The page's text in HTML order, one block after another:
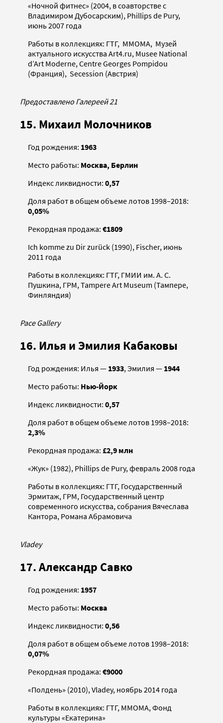
«Ночной фитнес» (2004, в соавторстве с
Владимиром Дубосарским), Phillips de Pury,
июнь 2007 года
Работы в коллекциях: ГТГ, ММОМА, Музей
актуального искусства Art4.ru, Musee National
d’Art Moderne, Centre Georges Pompidou
(Франция), Secession (Австрия)
Предоставлено Галереей 21
15. Михаил Молочников
Год рождения: 1963
Место работы: Москва, Берлин
Индекс ликвидности: 0,57
Доля работ в общем объеме лотов 1998–2018:
0,05%
Рекордная продажа: €1809
Ich komme zu Dir zurück (1990), Fischer, июнь
2011 года
Работы в коллекциях: ГТГ, ГМИИ им. А. С.
Пушкина, ГРМ, Tampere Art Museum (Тампере,
Финляндия)
Pace Gallery
16. Илья и Эмилия Кабаковы
Год рождения: Илья — 1933, Эмилия — 1944
Место работы: Нью-Йорк
Индекс ликвидности: 0,57
Доля работ в общем объеме лотов 1998–2018:
2,3%
Рекордная продажа: £2,9 млн
«Жук» (1982), Phillips de Pury, февраль 2008 года
Работы в коллекциях: ГТГ, Государственный
Эрмитаж, ГРМ, Государственный центр
современного искусства, собрания Вячеслава
Кантора, Романа Абрамовича
Vladey
17. Александр Савко
Год рождения: 1957
Место работы: Москва
Индекс ликвидности: 0,56
Доля работ в общем объеме лотов 1998–2018:
0,07%
Рекордная продажа: €9000
«Полдень» (2010), Vladey, ноябрь 2014 года
Работы в коллекциях: ГТГ, ММОМА, Фонд
культуры «Екатерина»